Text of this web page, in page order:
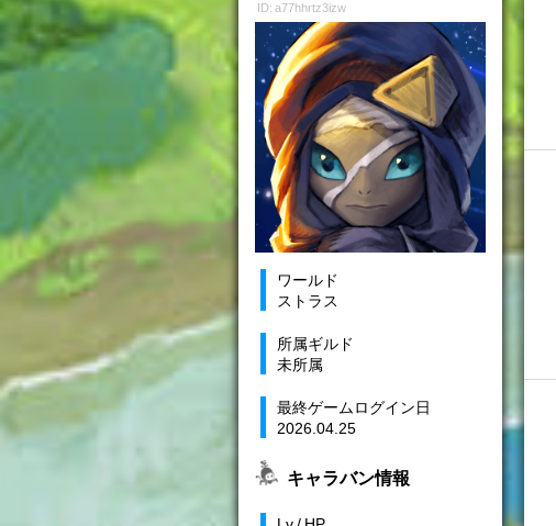
ID: a77hhrtz3izw
ワールド
ストラス
所属ギルド
未所属
最終ゲームログイン日
2026.04.25
キャラバン情報